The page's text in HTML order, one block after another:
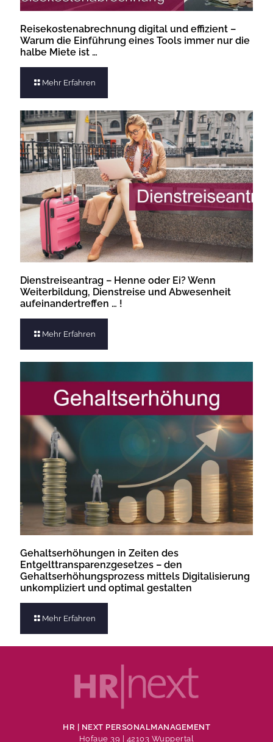
Reisekostenabrechnung digital und effizient –
Warum die Einführung eines Tools immer nur die
halbe Miete ist …
Mehr Erfahren
Dienstreiseantrag – Henne oder Ei? Wenn
Weiterbildung, Dienstreise und Abwesenheit
aufeinandertreffen … !
Mehr Erfahren
Gehaltserhöhungen in Zeiten des
Entgelttransparenzgesetzes – den
Gehaltserhöhungsprozess mittels Digitalisierung
unkompliziert und optimal gestalten
Mehr Erfahren
HR | NEXT PERSONALMANAGEMENT
Hofaue 39 | 42103 Wuppertal